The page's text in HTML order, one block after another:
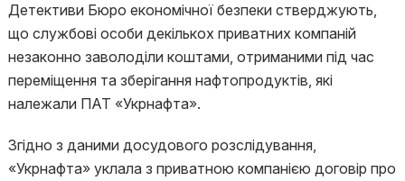
Детективи Бюро економічної безпеки стверджують,
що службові особи декількох приватних компаній
незаконно заволоділи коштами, отриманими під час
переміщення та зберігання нафтопродуктів, які
належали ПАТ «Укрнафта».
Згідно з даними досудового розслідування,
«Укрнафта» уклала з приватною компанією договір про